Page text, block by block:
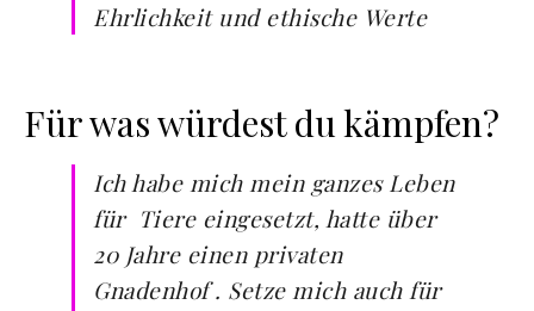
Ehrlichkeit und ethische Werte
Für was würdest du kämpfen?
Ich habe mich mein ganzes Leben
für Tiere eingesetzt, hatte über
20 Jahre einen privaten
Gnadenhof . Setze mich auch für